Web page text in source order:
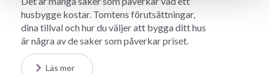
husbygge kostar. Tomtens förutsättningar,
dina tillval och hur du väljer att bygga ditt hus
är några av de saker som påverkar priset.
Läs mer